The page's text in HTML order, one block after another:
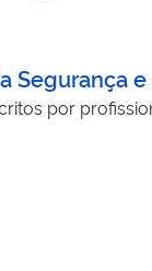
Segurança
por